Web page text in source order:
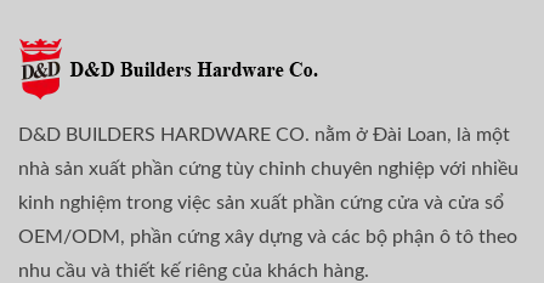
D&D BUILDERS HARDWARE CO. nằm ở Đài Loan, là một
nhà sản xuất phần cứng tùy chỉnh chuyên nghiệp với nhiều
kinh nghiệm trong việc sản xuất phần cứng cửa và cửa sổ
OEM/ODM, phần cứng xây dựng và các bộ phận ô tô theo
nhu cầu và thiết kế riêng của khách hàng.